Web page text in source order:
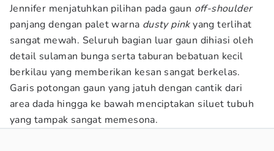
Jennifer menjatuhkan pilihan pada gaun off-shoulder
panjang dengan palet warna dusty pinkyang terlihat
sangat mewah. Seluruh bagian luar gaun dihiasi oleh
detail sulaman bunga serta taburan bebatuan kecil
berkilau yang memberikan kesan sangat berkelas.
Garis potongan gaun yang jatuh dengan cantik dari
area dada hingga ke bawah menciptakan siluet tubuh
yang tampak sangat memesona.